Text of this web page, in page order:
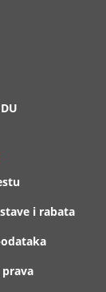
i rabata